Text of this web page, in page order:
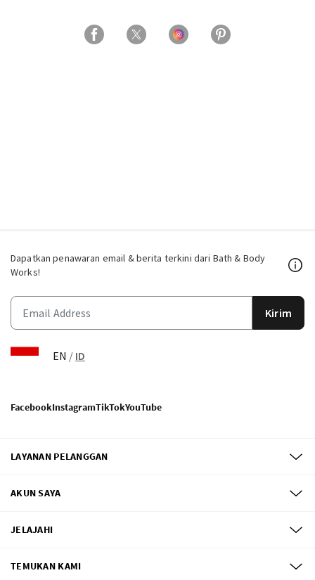
Dapatkan penawaran email & berita terkini dari Bath & Body
Works!
Kirim
EN / ID
FacebookInstagramTikTokYouTube
LAYANAN PELANGGAN
AKUN SAYA
JELAJAHI
TEMUKAN KAMI